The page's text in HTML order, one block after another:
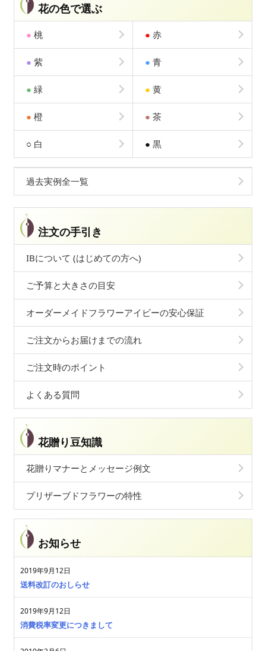
花の色で選ぶ
● 桃 ● 赤
● 紫 ● 青
● 緑 ● 黄
● 橙 ● 茶
○ 白 ● 黒
過去実例全一覧
注文の手引き
IBについて (はじめての方へ)
ご予算と大きさの目安
オーダーメイドフラワーアイビーの安心保証
ご注文からお届けまでの流れ
ご注文時のポイント
よくある質問
花贈り豆知識
花贈りマナーとメッセージ例文
プリザーブドフラワーの特性
お知らせ
2019年9月12日
送料改訂のおしらせ
2019年9月12日
消費税率変更につきまして